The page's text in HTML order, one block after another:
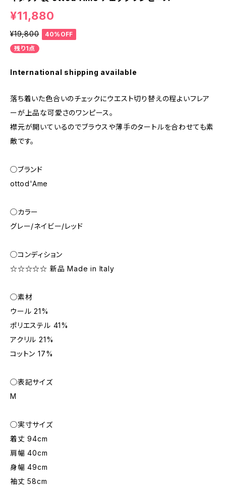
¥11,880
¥19,800
40%OFF
残り1点
International shipping available
落ち着いた色合いのチェックにウエスト切り替えの程よいフレア
ーが上品な可愛さのワンピース。
襟元が開いているのでブラウスや薄手のタートルを合わせても素
敵です。
◯ブランド
ottod'Ame
◯カラー
グレー/ネイビー/レッド
◯コンディション
☆☆☆☆☆ 新品 Made in Italy
◯素材
ウール 21%
ポリエステル 41%
アクリル 21%
コットン 17%
◯表記サイズ
M
◯実寸サイズ
着丈 94cm
肩幅 40cm
身幅 49cm
袖丈 58cm